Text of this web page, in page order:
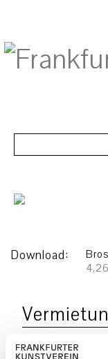
Download:
Die Räume